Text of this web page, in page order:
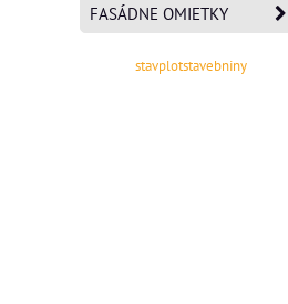
FASÁDNE OMIETKY
stavplotstavebniny